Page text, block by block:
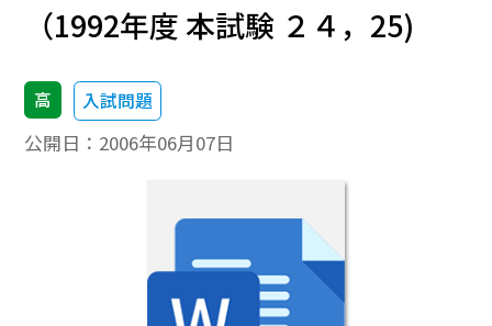
（1992年度 本試験 ２４，25)
高 入試問題
公開日： 2006年06月07日